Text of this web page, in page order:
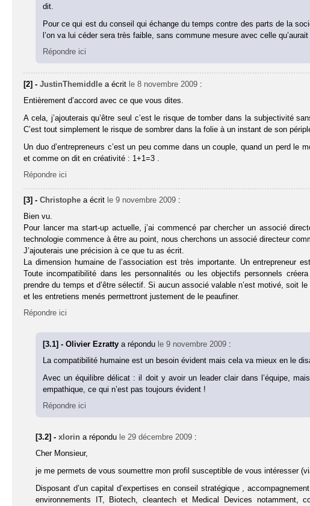
dit.
Pour ce qui est du conseil qui échange du temps contre des parts de la
l’on va lui céder sera très faible, sans commune mesure avec celle
Répondre ici
[2] -JustinThemiddle a écrit le 8 novembre 2009 :
Entièrement d’accord avec ce que vous dites.
A cela, j’ajouterais qu’être seul c’est le risque de tomber dans la subjectivité
C’est tout simplement le risque de sombrer dans la folie à un instant de son
Un duo d’entrepreneurs c’est un peu comme dans un couple, quand un perd le
et comme on dit en créativité : 1+1=3 .
Répondre ici
[3] -Christophe a écrit le 9 novembre 2009 :
Bien vu.
Pour lancer ma start-up actuelle, j’ai commencé par chercher un associé
technologie commence à être au point, nous cherchons un associé directeur
J’ajouterais une précision à ce que tu as écrit.
La dimension humaine de l’association est très importante. Un entrepreneur
Toute incompatibilité dans les personnalités ou les objectifs personnels
prendre du temps et d’être sélectif. Si aucun associé valable n’est motivé, soit
et les entretiens menés permettront justement de le peaufiner.
Répondre ici
[3.1] - Olivier Ezrattya répondu le 9 novembre 2009 :
La compatibilité humaine est un besoin évident mais cela va mieux en le
Avec un équilibre délicat : il doit y avoir un leader clair dans l’équipe,
empathique, ce qui n’est pas toujours évident !
Répondre ici
[3.2] -xlorin a répondu le 29 décembre 2009 :
Cher Monsieur,
je me permets de vous soumettre mon profil susceptible de vous intéresser
Disposant d’un capital d’expertises en conseil stratégique ,
environnements IT, Biotech, cleantech et Medical Devices notamment,